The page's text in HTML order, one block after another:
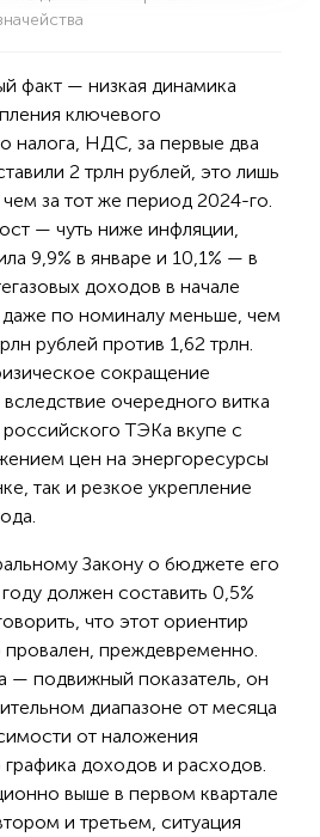
факт — низкая динамика
ключевого
налога, НДС, за первые два
2 трлн рублей, это лишь
за тот же период 2024-го.
— чуть ниже инфляции,
9,9% в январе и 10,1% — в
доходов в начале
даже по номиналу меньше, чем
рублей против 1,62 трлн.
сокращение
очередного витка
ТЭКа вкупе с
цен на энергоресурсы
так и резкое укрепление
Закону о бюджете его
должен составить 0,5%
что этот ориентир
провален, преждевременно.
— подвижный показатель, он
диапазоне от месяца
от наложения
доходов и расходов.
выше в первом квартале
и третьем, ситуация